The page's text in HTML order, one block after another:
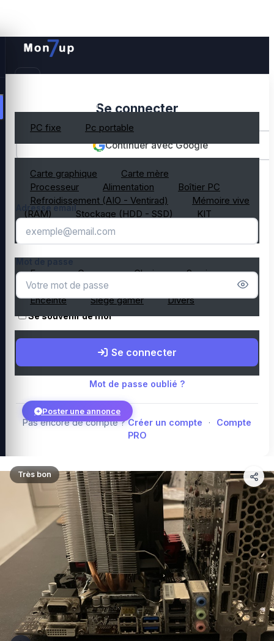
PC gamer occasion
PC fixe Pc portable
Composant PC occasion
Carte graphique
Carte mère
Processeur
Alimentation
Boîtier PC
Refroidissement (AIO - Ventirad)
Mémoire vive
(RAM)
Stockage (HDD - SSD)
KIT
composant PC gamer
Ecran Casque Clavier
Souris
Microphone
Webcam
Enceinte
Siège gamer Divers
Top PC gamer : Intel / AMD
Composants PC gamer
Poster une annonce
Connexion
Se connecter
Continuer avec Google
OU
Adresse email
Se souvenir de moi
Se connecter
Mot de passe oublié ?
Pas encore de compte ? Créer un compte ·
Compte
PRO
Très bon